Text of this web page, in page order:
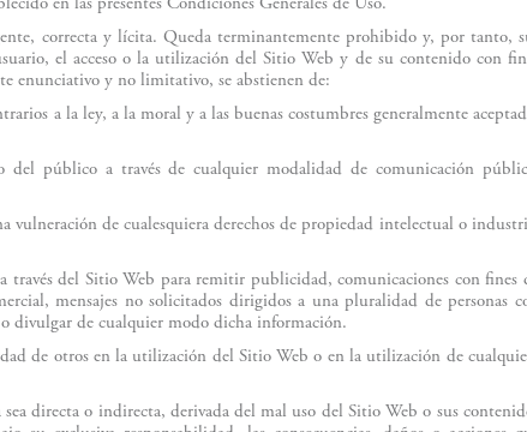
en las presentes Condiciones Generales de Uso.
correcta y lícita. Queda terminantemente prohibido y, por tanto,
el acceso o la utilización del Sitio Web y de su contenido con
enunciativo y no limitativo, se abstienen de:
a la ley, a la moral y a las buenas costumbres generalmente
público a través de cualquier modalidad de comunicación
de cualesquiera derechos de propiedad intelectual o
del Sitio Web para remitir publicidad, comunicaciones con fines
mensajes no solicitados dirigidos a una pluralidad de personas
divulgar de cualquier modo dicha información.
de otros en la utilización del Sitio Web o en la utilización de
directa o indirecta, derivada del mal uso del Sitio Web o sus